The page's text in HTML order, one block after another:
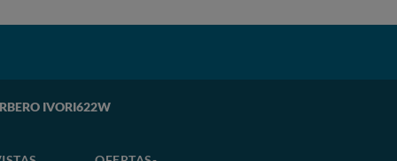
IVORI622W